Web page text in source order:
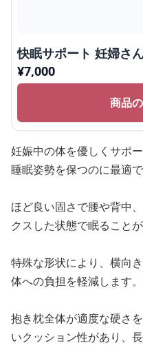
快眠サポート 妊婦さ
¥7,000
商品
妊娠中の体を優しくサポ
睡眠姿勢を保つのに最適で
ほど良い固さで腰や背中
クスした状態で眠ることが
特殊な形状により、横向
体への負担を軽減します。
抱き枕全体が適度な硬さ
いクッション性があり、